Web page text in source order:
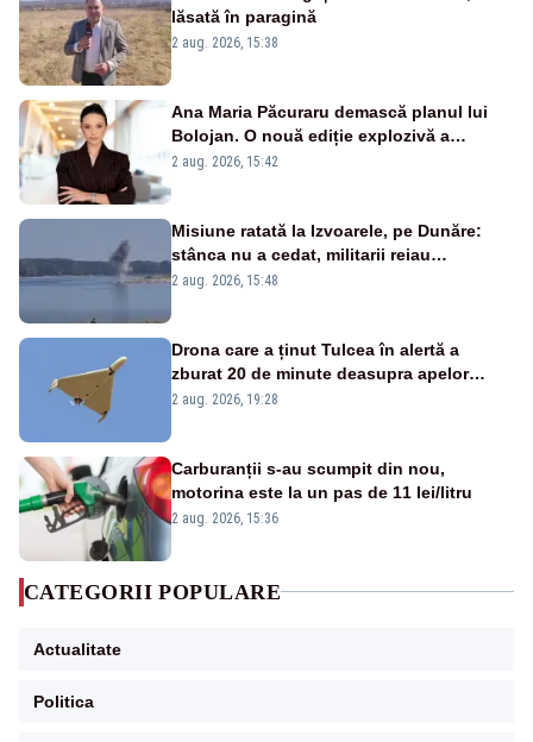
lăsată în paragină
2 aug. 2026, 15:38
Ana Maria Păcuraru demască planul lui
Bolojan. O nouă ediție explozivă a
emisiunii „Miza Zilei” la Realitatea PLUS
2 aug. 2026, 15:42
Misiune ratată la Izvoarele, pe Dunăre:
stânca nu a cedat, militarii reiau
detonările luni – VIDEO
2 aug. 2026, 15:48
Drona care a ținut Tulcea în alertă a
zburat 20 de minute deasupra apelor
României. Au fost ridicate două F-16
2 aug. 2026, 19:28
Carburanții s-au scumpit din nou,
motorina este la un pas de 11 lei/litru
2 aug. 2026, 15:36
CATEGORII POPULARE
Actualitate
Politica